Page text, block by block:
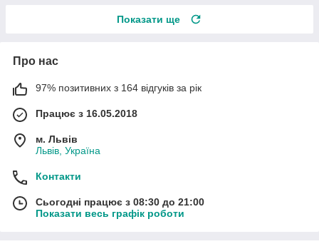
Показати ще
Про нас
97% позитивних з 164 відгуків за рік
Працює з 16.05.2018
м. Львів
Львів, Україна
Контакти
Сьогодні працює з 08:30 до 21:00
Показати весь графік роботи